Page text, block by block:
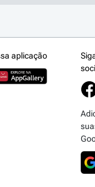
aplicação